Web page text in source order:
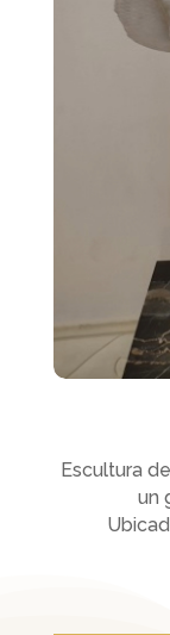
Escultura
un